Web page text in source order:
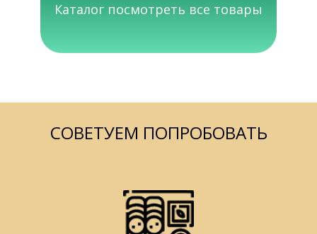
Каталог посмотреть все товары
СОВЕТУЕМ ПОПРОБОВАТЬ